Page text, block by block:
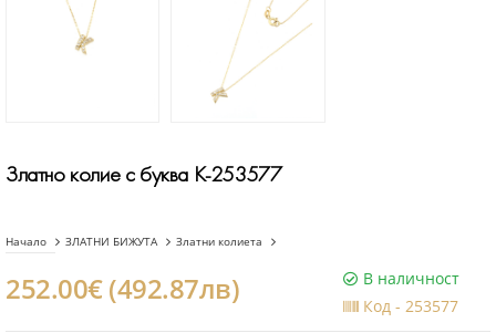
Златно колие с буква K-253577
Начало ЗЛАТНИ БИЖУТА Златни колиета
252.00€ (492.87лв)
В наличност
Код -253577